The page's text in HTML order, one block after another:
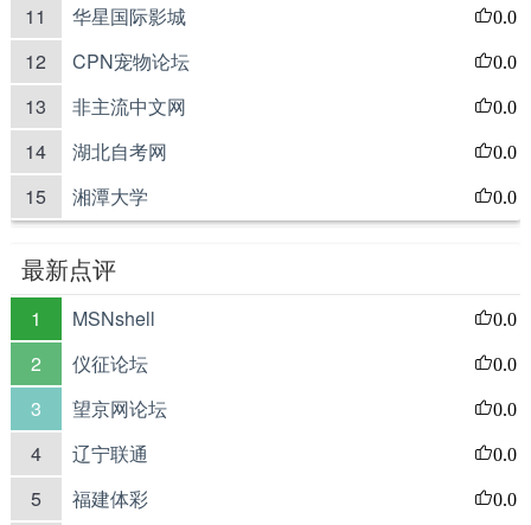
11 华星国际影城 0.0
12 CPN宠物论坛 0.0
13 非主流中文网 0.0
14 湖北自考网 0.0
15 湘潭大学 0.0
最新点评
1 MSNshell 0.0
2 仪征论坛 0.0
3 望京网论坛 0.0
4 辽宁联通 0.0
5 福建体彩 0.0